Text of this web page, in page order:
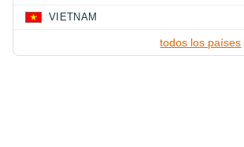
VIETNAM
todos los países